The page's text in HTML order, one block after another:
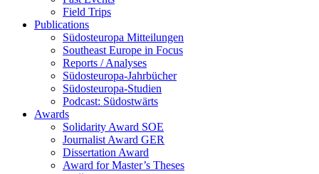
Field Trips
Publications
Südosteuropa Mitteilungen
Southeast Europe in Focus
Reports / Analyses
Südosteuropa-Jahrbücher
Südosteuropa-Studien
Podcast: Südostwärts
Awards
Solidarity Award SOE
Journalist Award GER
Dissertation Award
Award for Master’s Theses